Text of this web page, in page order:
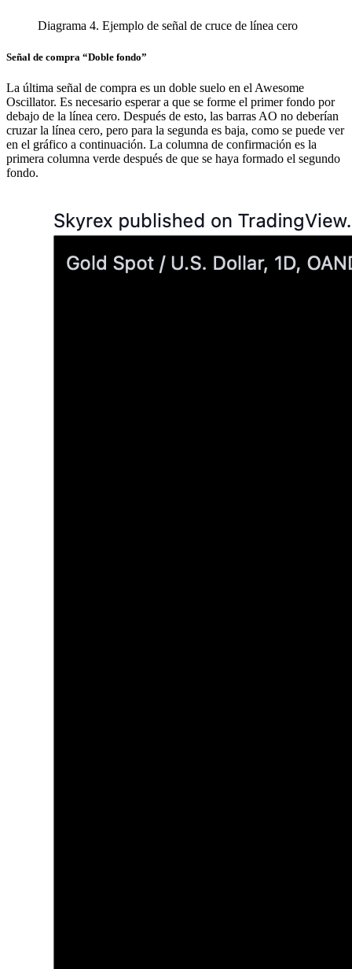
Diagrama 4. Ejemplo de señal de cruce de línea cero
Señal de compra “Doble fondo”
La última señal de compra es un doble suelo en el Awesome
Oscillator. Es necesario esperar a que se forme el primer fondo por
debajo de la línea cero. Después de esto, las barras AO no deberían
cruzar la línea cero, pero para la segunda es baja, como se puede ver
en el gráfico a continuación. La columna de confirmación es la
primera columna verde después de que se haya formado el segundo
fondo.